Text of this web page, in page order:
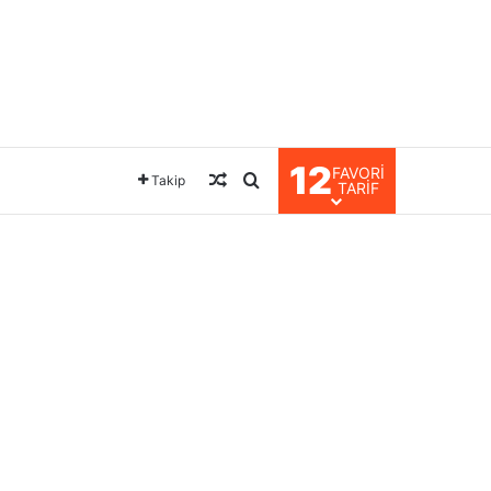
Takip Rastgele Makale
Arama yap ...
12FAVORI
TARIF